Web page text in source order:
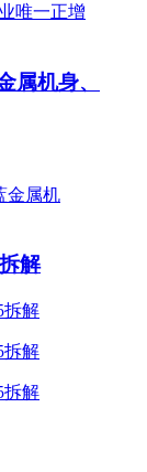
属机身、
解